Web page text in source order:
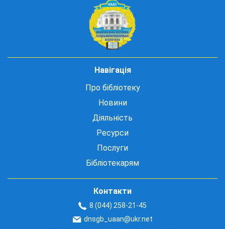
Навігація
Про бібліотеку
Новини
Діяльність
Ресурси
Послуги
Бібліотекарям
Контакти
8 (044) 258-21-45
dnsgb_uaan@ukr.net